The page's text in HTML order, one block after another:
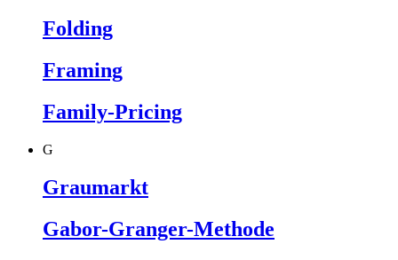
Folding
Framing
Family-Pricing
G
Graumarkt
Gabor-Granger-Methode